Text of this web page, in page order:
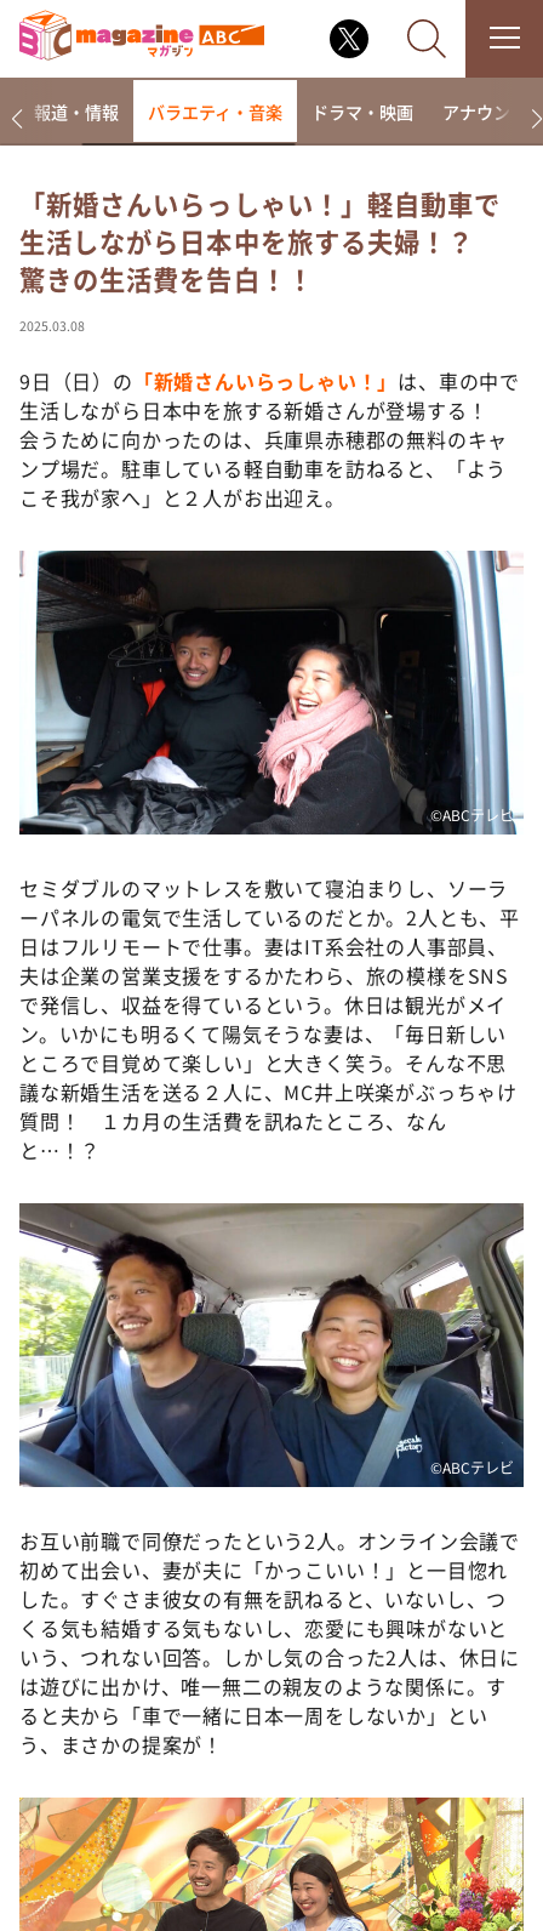
なるみ・岡村の過ぎるTV
相席食堂
これ余談なんですけど・・・
て真剣です
探偵！ナイトスクープ
news おかえり
河合＆A.B.C-Z塚田×福井アナ「なんでやねん！？」
（news おかえり）
DAIGOも台所 ～きょうの献立 何にする？～
本日はダイアンなり！シーズン２
朝だ！生です旅サラダ
教えて！ニュースライブ 正義のミカタ
ＬＩＦＥ～夢のカタチ～
新婚さんいらっしゃい！
ポツンと一軒家
ぺこぱのまるスポ
アナ回覧板
報道・情報 バラエティ・音楽 ドラマ・映画 アナウンサー
「新婚さんいらっしゃい！」軽自動車で
生活しながら日本中を旅する夫婦！？
驚きの生活費を告白！！
2025.03.08
9日（日）の 「新婚さんいらっしゃい！」 は、車の中で
生活しながら日本中を旅する新婚さんが登場する！
会うために向かったのは、兵庫県赤穂郡の無料のキャ
ンプ場だ。駐車している軽自動車を訪ねると、「よう
こそ我が家へ」と２人がお出迎え。
©️ABCテレビ
セミダブルのマットレスを敷いて寝泊まりし、ソーラ
ーパネルの電気で生活しているのだとか。2人とも、平
日はフルリモートで仕事。妻はIT系会社の人事部員、
夫は企業の営業支援をするかたわら、旅の模様をSNS
で発信し、収益を得ているという。休日は観光がメイ
ン。いかにも明るくて陽気そうな妻は、「毎日新しい
ところで目覚めて楽しい」と大きく笑う。そんな不思
議な新婚生活を送る２人に、MC井上咲楽がぶっちゃけ
質問！ １カ月の生活費を訊ねたところ、なん
と…！？
©️ABCテレビ
お互い前職で同僚だったという2人。オンライン会議で
初めて出会い、妻が夫に「かっこいい！」と一目惚れ
した。すぐさま彼女の有無を訊ねると、いないし、つ
くる気も結婚する気もないし、恋愛にも興味がないと
いう、つれない回答。しかし気の合った2人は、休日に
は遊びに出かけ、唯一無二の親友のような関係に。す
ると夫から「車で一緒に日本一周をしないか」とい
う、まさかの提案が！